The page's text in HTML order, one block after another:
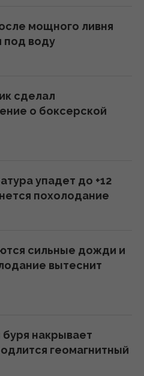
России зависит от
над
Starlink
генерала,
в Европе
ищет выход из
не разозлить
с Россией дрон
Лейпцига, –
мощного ливня
под воду
сделал
о боксерской
упадет до +12
похолодание
сильные дожди и
вытеснит
буря накрывает
геомагнитный